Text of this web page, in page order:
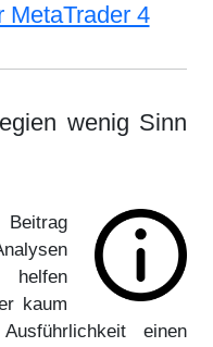
MetaTrader 4
wenig Sinn
helfen
kaum
einen